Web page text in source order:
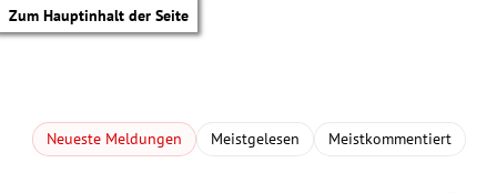
Zum Hauptinhalt der Seite
Neueste Meldungen Meistgelesen Meistkommentiert